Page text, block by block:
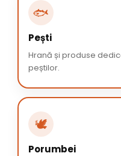
🐟
Pești
Hrană și produse
peștilor.
🕊️
Porumbei